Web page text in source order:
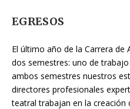
EGRESOS
El último año de la Carrera de
dos semestres: uno de
ambos semestres nuestros
directores profesionales
teatral trabajan en la creación